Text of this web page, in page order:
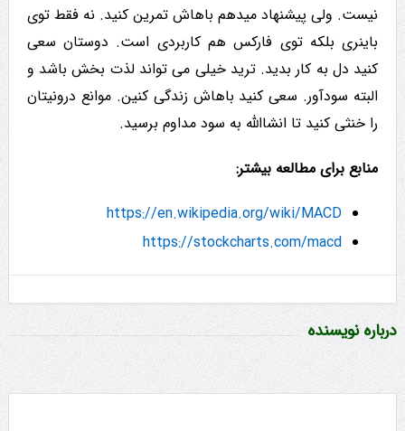
نیست. ولی پیشنهاد میدهم باهاش تمرین کنید. نه فقط توی
باینری بلکه توی فارکس هم کاربردی است. دوستان سعی
کنید دل به کار بدید. ترید خیلی می تواند لذت بخش باشد و
البته سودآور. سعی کنید باهاش زندگی کنین. موانع درونیتان
را خنثی کنید تا انشاالله به سود مداوم برسید.
منابع برای مطالعه بیشتر:
https://en.wikipedia.org/wiki/MACD
https://stockcharts.com/macd
درباره نویسنده